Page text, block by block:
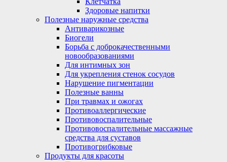
Здоровые напитки
Полезные наружные средства
Антиварикозные
Биогели
Борьба с доброкачественными
новообразованиями
Для интимных зон
Для укрепления стенок сосудов
Нарушение пигментации
Полезные ванны
При травмах и ожогах
Противоаллергические
Противовоспалительные
Противовоспалительные массажные
средства для суставов
Противогрибковые
Продукты для красоты